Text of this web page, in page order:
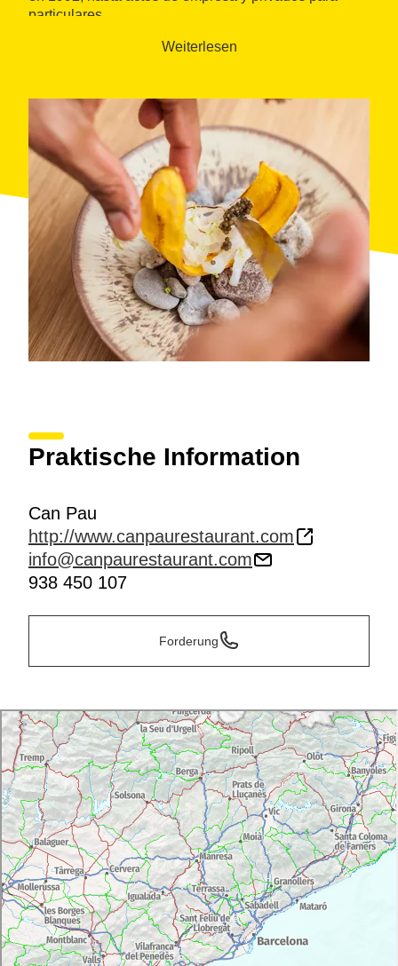
particulares.
Weiterlesen
Praktische Information
Can Pau
http://www.canpaurestaurant.com
info@canpaurestaurant.com
938 450 107
Forderung